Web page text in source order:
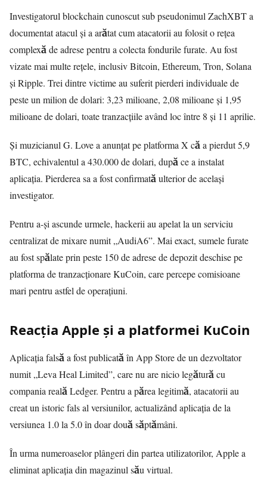
Investigatorul blockchain cunoscut sub pseudonimul ZachXBT a
documentat atacul și a arătat cum atacatorii au folosit o rețea
complexă de adrese pentru a colecta fondurile furate. Au fost
vizate mai multe rețele, inclusiv Bitcoin, Ethereum, Tron, Solana
și Ripple. Trei dintre victime au suferit pierderi individuale de
peste un milion de dolari: 3,23 milioane, 2,08 milioane și 1,95
milioane de dolari, toate tranzacțiile având loc între 8 și 11 aprilie.
Și muzicianul G. Love a anunțat pe platforma X că a pierdut 5,9
BTC, echivalentul a 430.000 de dolari, după ce a instalat
aplicația. Pierderea sa a fost confirmată ulterior de același
investigator.
Pentru a-și ascunde urmele, hackerii au apelat la un serviciu
centralizat de mixare numit „AudiA6”. Mai exact, sumele furate
au fost spălate prin peste 150 de adrese de depozit deschise pe
platforma de tranzacționare KuCoin, care percepe comisioane
mari pentru astfel de operațiuni.
Reacția Apple și a platformei KuCoin
Aplicația falsă a fost publicată în App Store de un dezvoltator
numit „Leva Heal Limited”, care nu are nicio legătură cu
compania reală Ledger. Pentru a părea legitimă, atacatorii au
creat un istoric fals al versiunilor, actualizând aplicația de la
versiunea 1.0 la 5.0 în doar două săptămâni.
În urma numeroaselor plângeri din partea utilizatorilor, Apple a
eliminat aplicația din magazinul său virtual.